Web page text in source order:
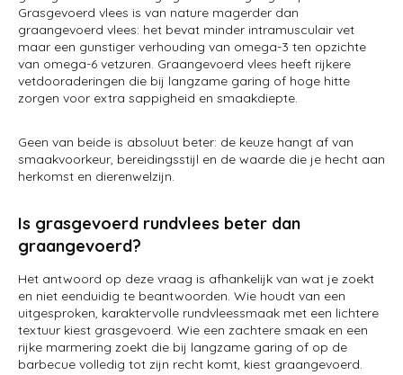
Grasgevoerd vlees is van nature magerder dan
graangevoerd vlees: het bevat minder intramusculair vet
maar een gunstiger verhouding van omega-3 ten opzichte
van omega-6 vetzuren. Graangevoerd vlees heeft rijkere
vetdooraderingen die bij langzame garing of hoge hitte
zorgen voor extra sappigheid en smaakdiepte.
Geen van beide is absoluut beter: de keuze hangt af van
smaakvoorkeur, bereidingsstijl en de waarde die je hecht aan
herkomst en dierenwelzijn.
Is grasgevoerd rundvlees beter dan
graangevoerd?
Het antwoord op deze vraag is afhankelijk van wat je zoekt
en niet eenduidig te beantwoorden. Wie houdt van een
uitgesproken, karaktervolle rundvleessmaak met een lichtere
textuur kiest grasgevoerd. Wie een zachtere smaak en een
rijke marmering zoekt die bij langzame garing of op de
barbecue volledig tot zijn recht komt, kiest graangevoerd.